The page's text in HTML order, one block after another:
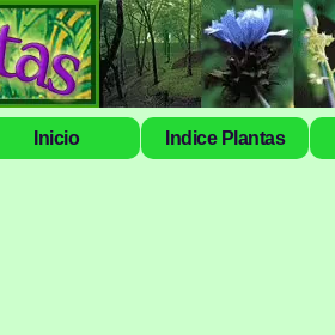
Inicio Indice Plantas